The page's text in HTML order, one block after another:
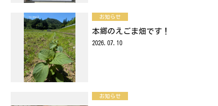
お知らせ
本郷のえごま畑です！
2026.07.10
お知らせ